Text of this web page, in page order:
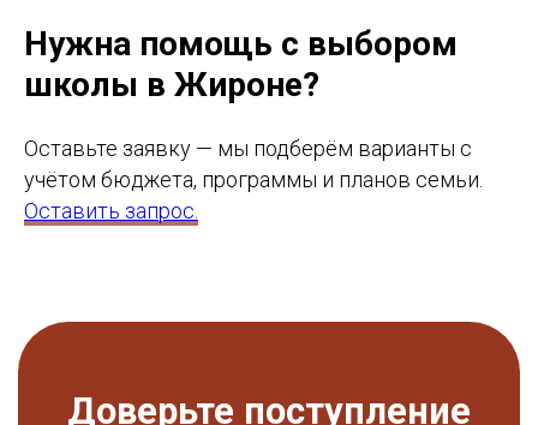
Нужна помощь с выбором
школы в Жироне?
Оставьте заявку — мы подберём варианты с
учётом бюджета, программы и планов семьи.
Оставить запрос.